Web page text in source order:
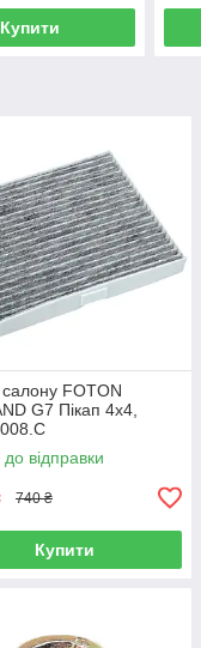
Купити
салону FOTON
G7 Пікап 4х4,
до відправки
740 ₴
Купити